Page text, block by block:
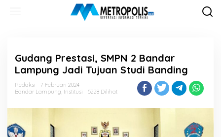
Gudang Prestasi, SMPN 2 Bandar
Lampung Jadi Tujuan Studi Banding
Redaksi
7 Februari 2024
Bandar Lampung, Institusi 5228 Dilihat